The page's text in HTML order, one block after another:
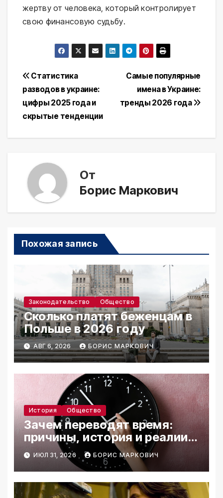
жертву от человека, который контролирует
свою финансовую судьбу.
Навигация
по
записям
Самые популярные
имена в Украине:
тренды 2026 года
Статистика
разводов в украине:
цифры 2025 года и
скрытые тенденции
От
Борис Маркович
Похожая запись
Законодательство Общество
Сколько платят беженцам в
Польше в 2026 году
АВГ 6, 2026 БОРИС МАРКОВИЧ
История Общество
Зачем переводят время:
причины, история и реалии
2026
ИЮЛ 31, 2026 БОРИС МАРКОВИЧ